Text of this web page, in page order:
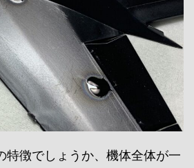
特徴でしょうか、機体全体が一